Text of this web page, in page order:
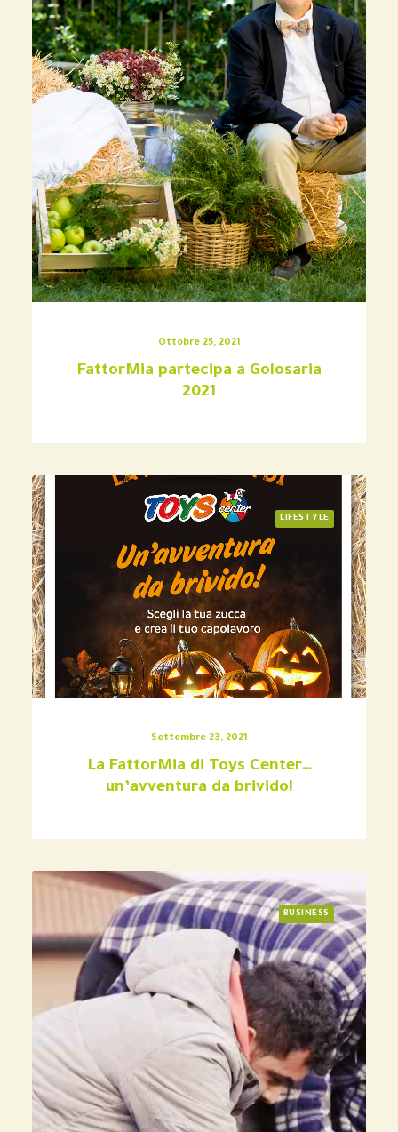
Ottobre 25, 2021
FattorMia partecipa a Golosaria
2021
LIFESTYLE
Settembre 23, 2021
La FattorMia di Toys Center…
un’avventura da brivido!
BUSINESS